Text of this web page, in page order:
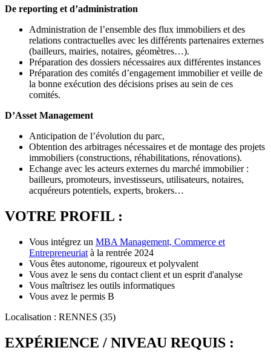
De reporting et d’administration
Administration de l’ensemble des flux immobiliers et des
relations contractuelles avec les différents partenaires externes
(bailleurs, mairies, notaires, géomètres…).
Préparation des dossiers nécessaires aux différentes instances
Préparation des comités d’engagement immobilier et veille de
la bonne exécution des décisions prises au sein de ces
comités.
D’Asset Management
Anticipation de l’évolution du parc,
Obtention des arbitrages nécessaires et de montage des projets
immobiliers (constructions, réhabilitations, rénovations).
Echange avec les acteurs externes du marché immobilier :
bailleurs, promoteurs, investisseurs, utilisateurs, notaires,
acquéreurs potentiels, experts, brokers…
VOTRE PROFIL :
Vous intégrez un MBA Management, Commerce et
Entrepreneuriat à la rentrée 2024
Vous êtes autonome, rigoureux et polyvalent
Vous avez le sens du contact client et un esprit d'analyse
Vous maîtrisez les outils informatiques
Vous avez le permis B
Localisation : RENNES (35)
EXPÉRIENCE / NIVEAU REQUIS :